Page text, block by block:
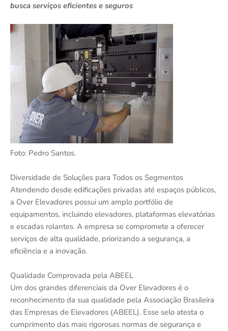
busca serviços eficientes e seguros
Foto: Pedro Santos.
Diversidade de Soluções para Todos os Segmentos
Atendendo desde edificações privadas até espaços públicos,
a Over Elevadores possui um amplo portfólio de
equipamentos, incluindo elevadores, plataformas elevatórias
e escadas rolantes. A empresa se compromete a oferecer
serviços de alta qualidade, priorizando a segurança, a
eficiência e a inovação.
Qualidade Comprovada pela ABEEL
Um dos grandes diferenciais da Over Elevadores é o
reconhecimento da sua qualidade pela Associação Brasileira
das Empresas de Elevadores (ABEEL). Esse selo atesta o
cumprimento das mais rigorosas normas de segurança e